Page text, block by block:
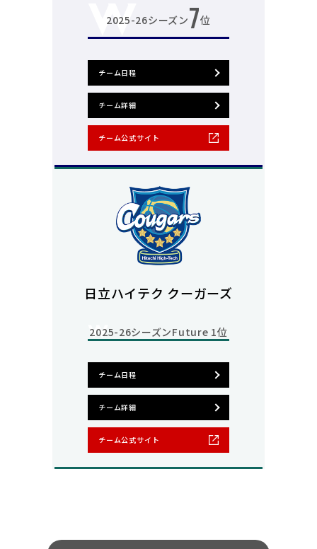
2025-26シーズン7位
チーム日程
チーム詳細
チーム公式サイト
日立ハイテク クーガーズ
2025-26シーズンFuture 1位
チーム日程
チーム詳細
チーム公式サイト